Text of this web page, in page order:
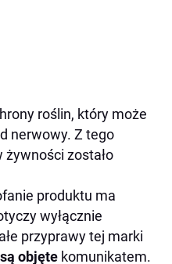
roślin, który może
nerwowy. Z tego
zostało
produktu ma
wyłącznie
przyprawy tej marki
objęte komunikatem.